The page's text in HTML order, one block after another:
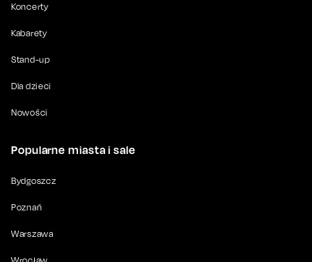
Koncerty
Kabarety
Stand-up
Dla dzieci
Nowości
Popularne miasta i sale
Bydgoszcz
Poznań
Warszawa